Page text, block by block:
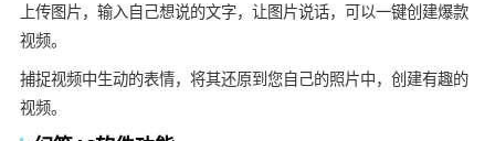
上传图片，输入自己想说的文字，让图片说话，可以一键创建爆款
视频。
捕捉视频中生动的表情，将其还原到您自己的照片中，创建有趣的
视频。